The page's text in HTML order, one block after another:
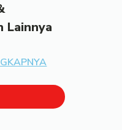
Lainnya